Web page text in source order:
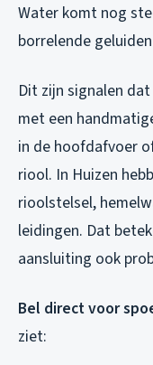
Water komt nog
borrelende
Dit zijn signalen
met een
in de hoofdafvoer
riool. In Huizen
rioolstelsel,
leidingen. Dat
aansluiting ook
Bel direct voor
ziet: